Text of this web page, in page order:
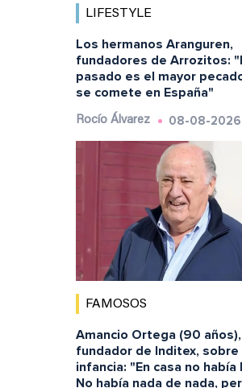
LIFESTYLE
Los hermanos Aranguren,
fundadores de Arrozitos:
pasado es el mayor
se comete en España"
Rocío Álvarez 08-08-2026
FAMOSOS
Amancio Ortega (90 años),
fundador de Inditex, sobre
infancia: "En casa no había
No había nada de nada,